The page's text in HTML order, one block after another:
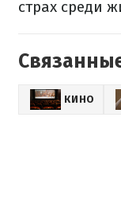
страх среди
КИНО